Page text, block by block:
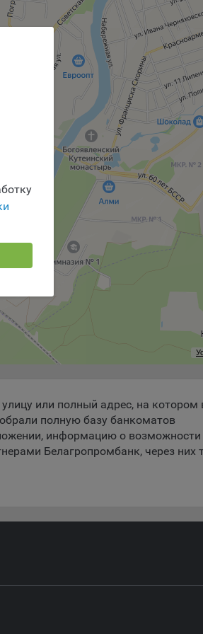
или полный адрес, на котором
полную базу банкоматов
информацию о возможности
Белагропромбанк, через них